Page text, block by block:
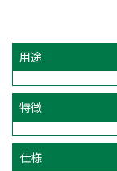
用途
特徴
仕様